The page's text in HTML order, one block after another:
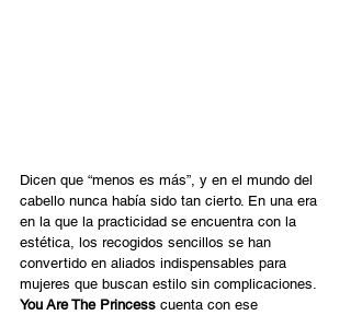
Dicen que “menos es más”, y en el mundo del
cabello nunca había sido tan cierto. En una era
en la que la practicidad se encuentra con la
estética, los recogidos sencillos se han
convertido en aliados indispensables para
mujeres que buscan estilo sin complicaciones.
You Are The Princess cuenta con ese